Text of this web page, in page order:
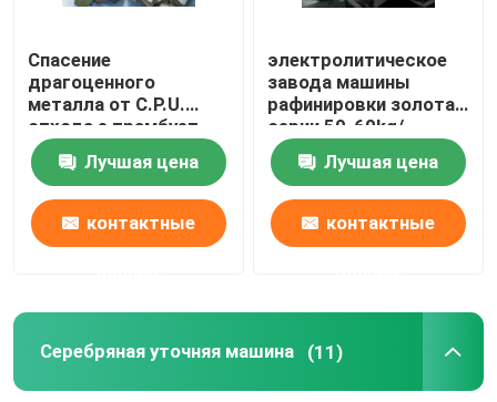
Спасение
драгоценного
металла от C.P.U.
отхода e трамбует
машину спасения
золотаЛучшая цена
контактные
электролитическое
завода машины
рафинировки золота
серии 50-60kg/
химическое
механическое
Лучшая цена
контактные
Серебряная уточняя машина (11)